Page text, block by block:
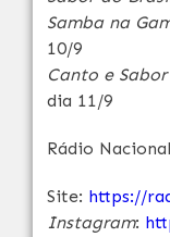
Samba na
10/9
Canto e
dia 11/9
Rádio
Site: https://
Instagram: